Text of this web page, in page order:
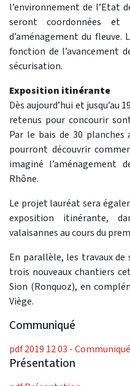
l’environnement de l’Etat
seront coordonnées et
d’aménagement du fleuve.
fonction de l’avancement
sécurisation.
Exposition itinérante
Dès aujourd’hui et jusqu’au
retenus pour concourir
Par le bais de 30
pourront découvrir
imaginé l’aménagement
Rhône.
Le projet lauréat sera
exposition itinérante,
valaisannes au cours du
En parallèle, les travaux de
trois nouveaux chantiers
Sion (Ronquoz), en
Viège.
Communiqué
pdf2019 12 03 -
Présentation